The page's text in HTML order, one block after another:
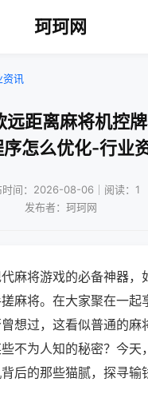
珂珂网
资讯
远距离麻将机控
怎么优化-行业
时间：2026-08-06｜阅读：1
发布者：珂珂网
麻将游戏的必备神器，
麻将。在大家聚在一起
想过，这看似普通的麻
不为人知的秘密？今天
后的那些猫腻，探寻输